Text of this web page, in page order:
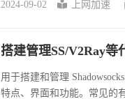
2024-09-02 上网加速
搭建管理SS/V2Ray等
用于搭建和管理
特点、界面和功能。常见的